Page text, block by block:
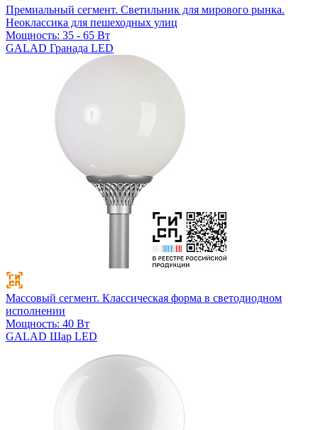
Премиальный сегмент. Светильник для мирового рынка.
Неоклассика для пешеходных улиц
Мощность: 35 - 65 Вт
GALAD Гранада LED
Массовый сегмент. Классическая форма в светодиодном
исполнении
Мощность: 40 Вт
GALAD Шар LED